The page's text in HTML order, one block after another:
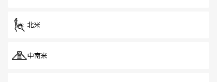
北米
中南米